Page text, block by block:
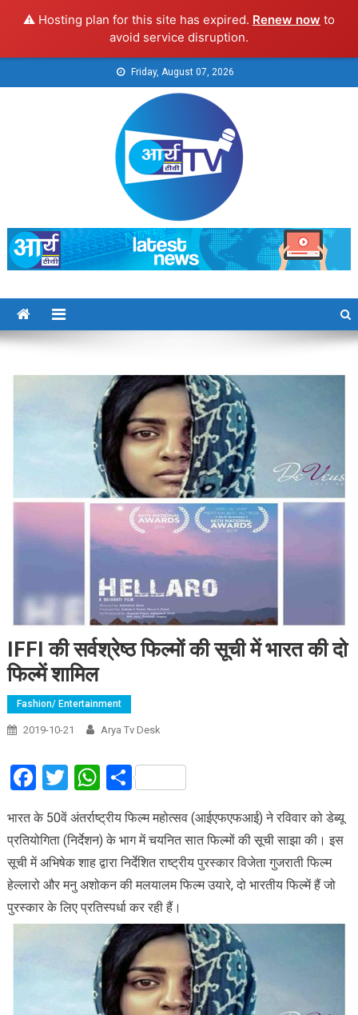
⚠️ Hosting plan for this site has expired. Renew now to
avoid service disruption.
to
Friday, August 07, 2026
Arya TV
IFFI की सर्वश्रेष्ठ फिल्मों की सूची में भारत की दो
फिल्में शामिल
Fashion/ Entertainment
2019-10-21 Arya Tv Desk
Facebook
TwitterWhatsApp
Share
भारत के 50वें अंतर्राष्ट्रीय फिल्म महोत्सव (आईएफएफआई) ने रविवार को डेब्यू
प्रतियोगिता (निर्देशन) के भाग में चयनित सात फिल्मों की सूची साझा की। इस
सूची में अभिषेक शाह द्वारा निर्देशित राष्ट्रीय पुरस्कार विजेता गुजराती फिल्म
हेल्लारो और मनु अशोकन की मलयालम फिल्म उयारे, दो भारतीय फिल्में हैं जो
पुरस्कार के लिए प्रतिस्पर्धा कर रही हैं।